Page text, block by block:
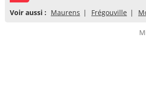
Voir aussi : Maurens Frégouville